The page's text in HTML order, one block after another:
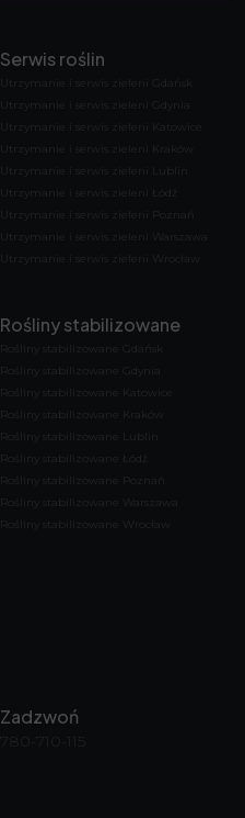
Serwis roślin
Utrzymanie i serwis zieleni Gdańsk
Utrzymanie i serwis zieleni Gdynia
Utrzymanie i serwis zieleni Katowice
Utrzymanie i serwis zieleni Kraków
Utrzymanie i serwis zieleni Lublin
Utrzymanie i serwis zieleni Łódź
Utrzymanie i serwis zieleni Poznań
Utrzymanie i serwis zieleni Warszawa
Utrzymanie i serwis zieleni Wrocław
Rośliny stabilizowane
Rośliny stabilizowane Gdańsk
Rośliny stabilizowane Gdynia
Rośliny stabilizowane Katowice
Rośliny stabilizowane Kraków
Rośliny stabilizowane Lublin
Rośliny stabilizowane Łódź
Rośliny stabilizowane Poznań
Rośliny stabilizowane Warszawa
Rośliny stabilizowane Wrocław
Zadzwoń
780-710-115